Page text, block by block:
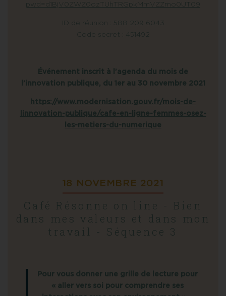
pwd=d1BjV0ZWZ0ozTUhTRGpkMmVZZmo0UT09
ID de réunion : 588 209 6043
Code secret : 451492
Événement inscrit à l’agenda du mois de
l’innovation publique, du 1er au 30 novembre 2021
https://www.modernisation.gouv.fr/mois-de-
linnovation-publique/cafe-en-ligne-femmes-osez-
les-metiers-du-numerique
18 NOVEMBRE 2021
Café Résonne on line - Bien
dans mes valeurs et dans mon
travail - Séquence 3
Pour vous donner une grille de lecture pour
« aller vers soi pour comprendre ses